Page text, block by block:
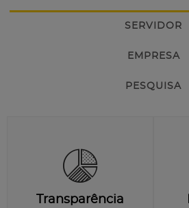
SERVIDOR
EMPRESA
PESQUISA
Transparência